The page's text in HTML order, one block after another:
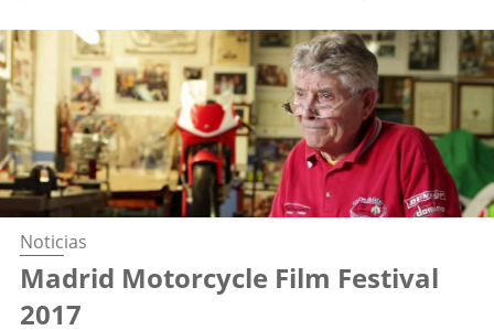
Noticias
Madrid Motorcycle Film Festival
2017